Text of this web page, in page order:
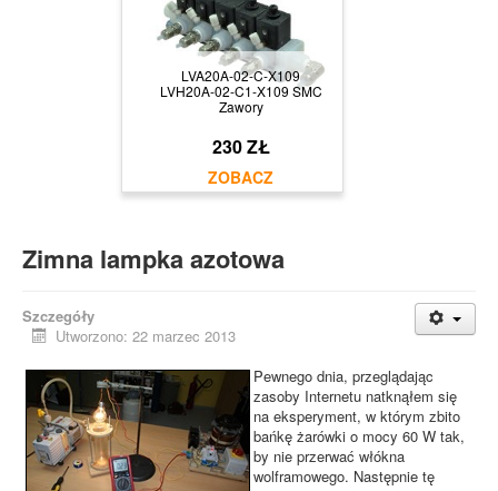
LVA20A-02-C-X109
LVH20A-02-C1-X109 SMC
Zawory
230 ZŁ
Zimna lampka azotowa
Szczegóły
Utworzono: 22 marzec 2013
Pewnego dnia, przeglądając
zasoby Internetu natknąłem się
na eksperyment, w którym zbito
bańkę żarówki o mocy 60 W tak,
by nie przerwać włókna
wolframowego. Następnie tę